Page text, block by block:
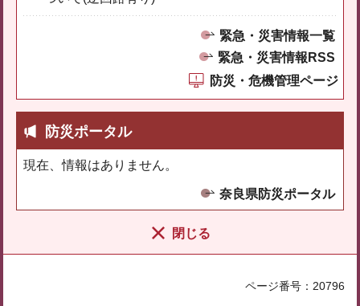
緊急・災害情報一覧
緊急・災害情報RSS
防災・危機管理ページ
防災ポータル
現在、情報はありません。
奈良県防災ポータル
閉じる
ページ番号：20796